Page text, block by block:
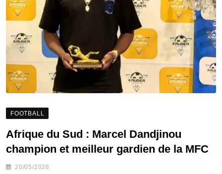
FOOTBALL
Afrique du Sud : Marcel Dandjinou
champion et meilleur gardien de la MFC
20/05/2026